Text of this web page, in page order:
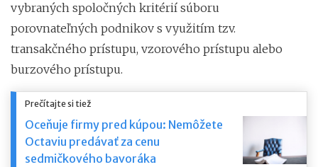
vybraných spoločných kritérií súboru
porovnateľných podnikov s využitím tzv.
transakčného prístupu, vzorového prístupu alebo
burzového prístupu.
Prečítajte si tiež
Oceňuje firmy pred kúpou: Nemôžete
Octaviu predávať za cenu
sedmičkového bavoráka